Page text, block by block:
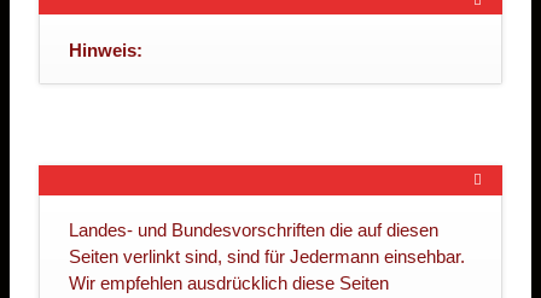
Hinweis:
Landes- und Bundesvorschriften die auf diesen
Seiten verlinkt sind, sind für Jedermann einsehbar.
Wir empfehlen ausdrücklich diese Seiten